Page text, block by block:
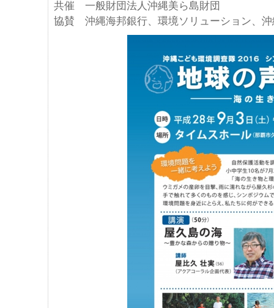
共催 一般財団法人沖縄美ら島財団
協賛 沖縄海邦銀行、環境ソリューション、